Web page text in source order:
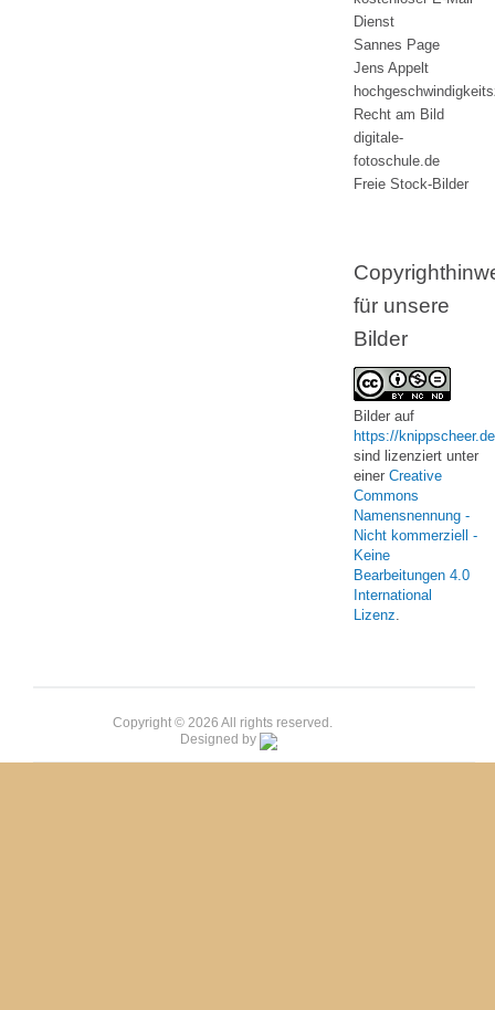
Dienst
Sannes Page
Jens Appelt
Recht am Bild
digitale-
fotoschule.de
Freie Stock-Bilder
für unsere
Bilder
Bilder auf
https://knippscheer.de
sind lizenziert unter
einer Creative
Commons
Namensnennung -
Nicht kommerziell -
Keine
Bearbeitungen 4.0
International
Lizenz.
Copyright © 2026 All rights reserved.
Designed by